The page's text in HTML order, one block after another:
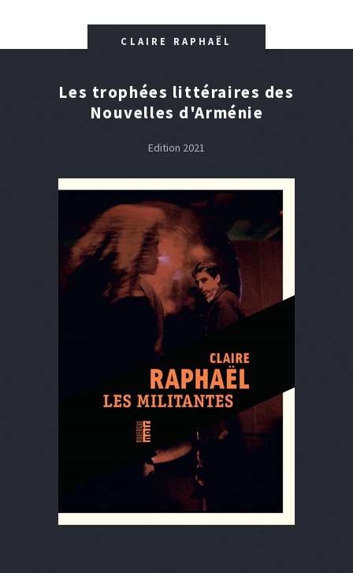
CLAIRE RAPHAËL
Les trophées littéraires des
Nouvelles d'Arménie
Edition 2021